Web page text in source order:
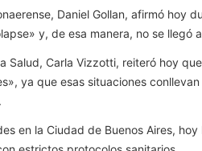
Daniel Gollan, afirmó hoy
y, de esa manera, no se
Salud, Carla Vizzotti, reiteró hoy
ya que esas situaciones
en la Ciudad de Buenos Aires,